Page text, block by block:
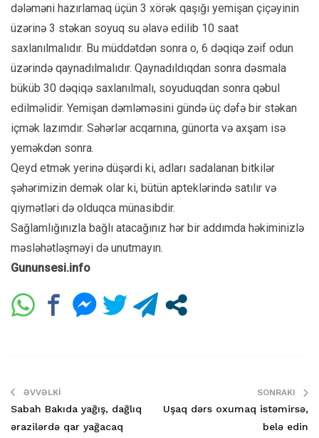
dələməni hazırlamaq üçün 3 xörək qaşığı yemişan çiçəyinin
üzərinə 3 stəkan soyuq su əlavə edilib 10 saat
saxlanılmalıdır. Bu müddətdən sonra o, 6 dəqiqə zəif odun
üzərində qaynadılmalıdır. Qaynadıldıqdan sonra dəsmala
büküb 30 dəqiqə saxlanılmalı, soyuduqdan sonra qəbul
edilməlidir. Yemişan dəmləməsini gündə üç dəfə bir stəkan
içmək lazımdır. Səhərlər acqarnına, günorta və axşam isə
yeməkdən sonra.
Qeyd etmək yerinə düşərdi ki, adları sadalanan bitkilər
şəhərimizin demək olar ki, bütün apteklərində satılır və
qiymətləri də olduqca münasibdir.
Sağlamlığınızla bağlı atacağınız hər bir addımda həkiminizlə
məsləhətləşməyi də unutmayın.
Gununsesi.info
ƏVVƏLKI
Sabah Bakıda yağış, dağlıq
ərazilərdə qar yağacaq
SONRAKI
Uşaq dərs oxumaq istəmirsə,
belə edin